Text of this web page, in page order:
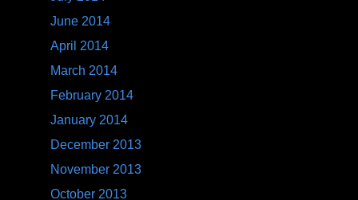
December 2012
November 2012
October 2012
September 2012
August 2012
July 2012
June 2012
May 2012